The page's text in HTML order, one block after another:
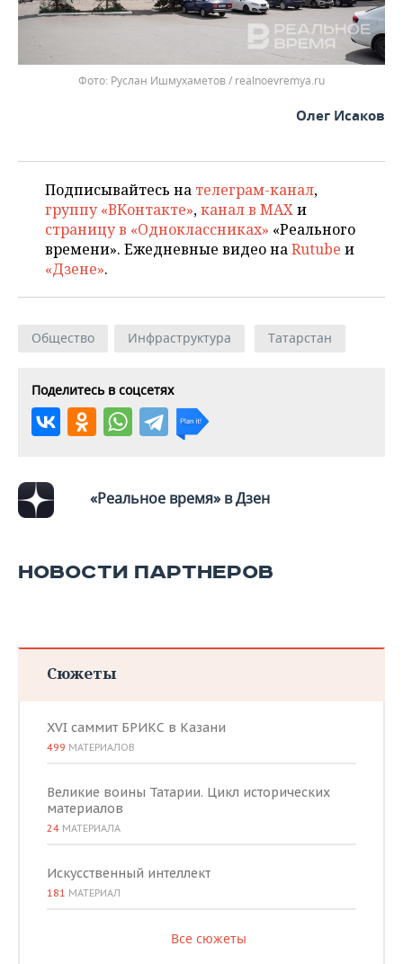
Руслан Ишмухаметов / realnoevremya.ru
Олег Исаков
Подписывайтесь на телеграм-канал,
группу «ВКонтакте»,канал в MAXи
страницу в «Одноклассниках» «Реального
времени». Ежедневные видео наRutube и
«Дзене».
Общество Инфраструктура Татарстан
Поделитесь в соцсетях
«Реальное время» в Дзен
НОВОСТИ ПАРТНЕРОВ
Сюжеты
XVI саммит БРИКС в Казани
499 МАТЕРИАЛОВ
Великие воины Татарии. Цикл исторических
материалов
24 МАТЕРИАЛА
Искусственный интеллект
181 МАТЕРИАЛ
Все сюжеты